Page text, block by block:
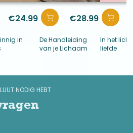
€24.99
in
€28.99
De Handleiding
van je Lichaam
In het
liefde
NODIG HEBT